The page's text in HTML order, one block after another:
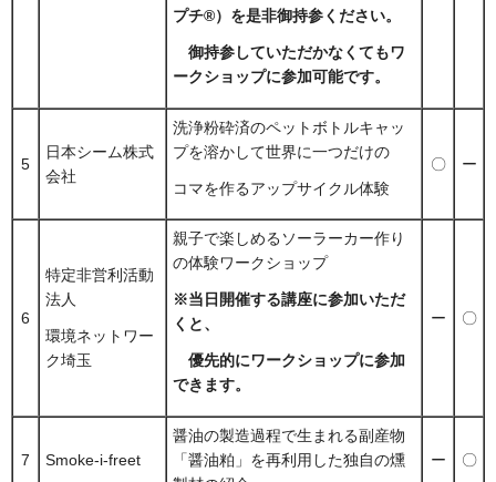
プチ®）を是非御持参ください。
御持参していただかなくてもワ
ークショップに参加可能です。
5
日本シーム株式
会社
洗浄粉砕済のペットボトルキャッ
プを溶かして世界に一つだけの
コマを作るアップサイクル体験
〇 ー
6
特定非営利活動
法人
環境ネットワー
ク埼玉
親子で楽しめるソーラーカー作り
の体験ワークショップ
※当日開催する講座に参加いただ
くと、
優先的にワークショップに参加
できます。
ー 〇
7 Smoke-i-freet
醤油の製造過程で生まれる副産物
「醤油粕」を再利用した独自の燻
ー 〇